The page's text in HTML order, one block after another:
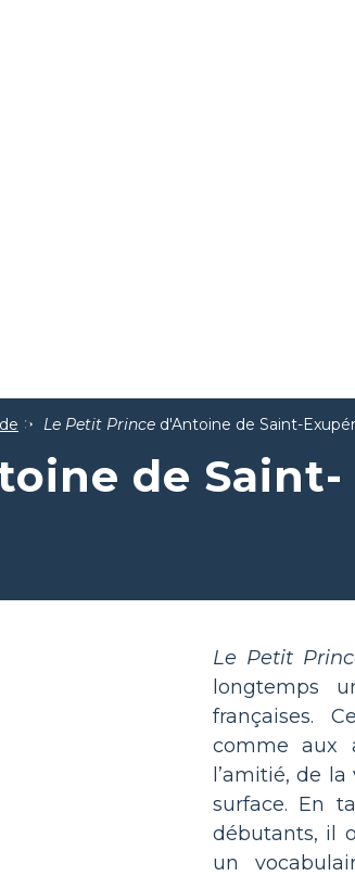
Le Petit Prince d'Antoine de Saint-
de Saint-
Le Petit
longtemps
françaises.
comme aux
l’amitié, de
surface. En
débutants, il
un